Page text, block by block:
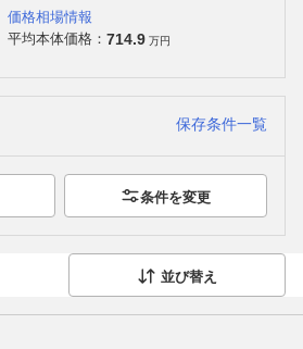
価格相場情報
平均本体価格： 714.9 万円
保存条件一覧
条件を変更
並び替え